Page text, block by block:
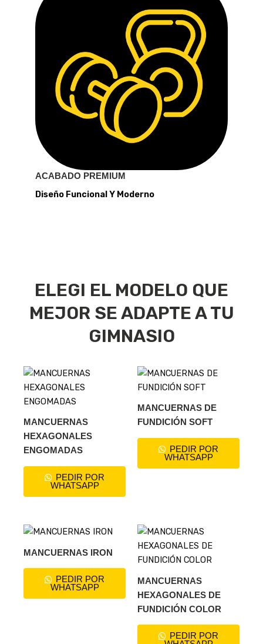
ACABADO PREMIUM
Diseño Funcional Y Moderno
ELEGI EL MODELO QUE
MEJOR SE ADAPTE A TU
GIMNASIO
MANCUERNAS
HEXAGONALES
ENGOMADAS
PEDIR POR
WHATSAPP
MANCUERNAS DE
FUNDICIÓN SOFT
PEDIR POR
WHATSAPP
MANCUERNAS IRON
PEDIR POR
WHATSAPP
MANCUERNAS
HEXAGONALES DE
FUNDICIÓN COLOR
PEDIR POR